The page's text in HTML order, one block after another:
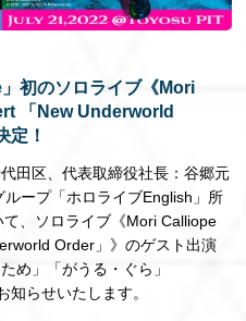
初のソロライブ《Mori
「New Underworld
定！
⽥区、代表取締役社⻑：⾕郷元
ープ「ホロライブEnglish」所
、ソロライブ《Mori Calliope
Order」》のゲスト出演
め」「がうる・ぐら」
知らせいたします。